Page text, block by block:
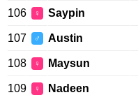
106 ♀ Saypin
107 ♂ Austin
108 ♀ Maysun
109 ♀ Nadeen